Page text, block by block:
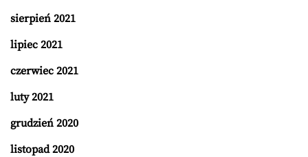
sierpień 2021
lipiec 2021
czerwiec 2021
luty 2021
grudzień 2020
listopad 2020